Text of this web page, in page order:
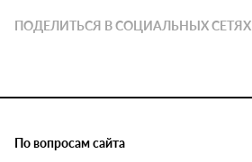
ПОДЕЛИТЬСЯ В СОЦИАЛЬНЫХ СЕТЯХ
По вопросам сайта